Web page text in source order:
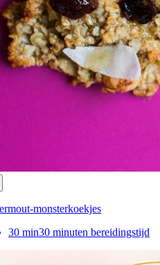
monsterkoekjes
30 min30 minuten bereidingstijd